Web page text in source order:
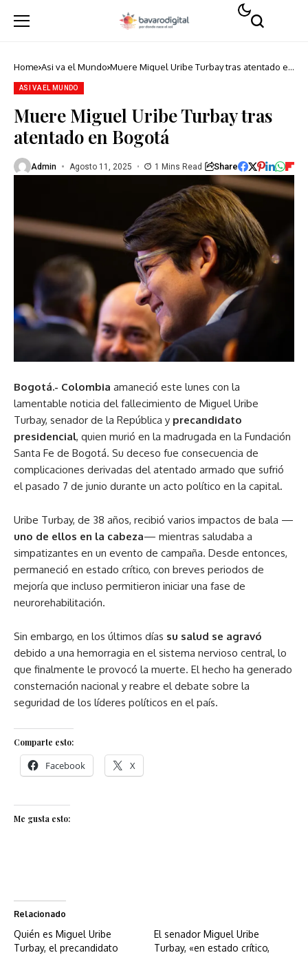
Home Asi va el Mundo Muere Miguel Uribe Turbay tras atentado en
ASI VA EL MUNDO
Muere Miguel Uribe Turbay tras
atentado en Bogotá
Admin Agosto 11, 2025 1 Mins Read Share
Bogotá.- Colombia amaneció este lunes con la
lamentable noticia del fallecimiento de Miguel Uribe
Turbay, senador de la República y precandidato
presidencial, quien murió en la madrugada en la Fundación
Santa Fe de Bogotá. Su deceso fue consecuencia de
complicaciones derivadas del atentado armado que sufrió
el pasado 7 de junio durante un acto político en la capital.
Uribe Turbay, de 38 años, recibió varios impactos de bala —
uno de ellos en la cabeza— mientras saludaba a
simpatizantes en un evento de campaña. Desde entonces,
permaneció en estado crítico, con breves periodos de
mejoría que incluso permitieron iniciar una fase de
neurorehabilitación.
Sin embargo, en los últimos días su salud se agravó
debido a una hemorragia en el sistema nervioso central, lo
que finalmente le provocó la muerte. El hecho ha generado
consternación nacional y reabre el debate sobre la
seguridad de los líderes políticos en el país.
Comparte esto:
Facebook X
Me gusta esto:
Relacionado
Quién es Miguel Uribe
Turbay, el precandidato
El senador Miguel Uribe
Turbay, «en estado crítico,